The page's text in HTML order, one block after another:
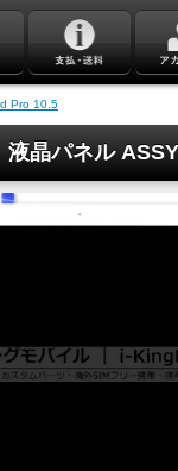
Pro 10.5
液晶パネル